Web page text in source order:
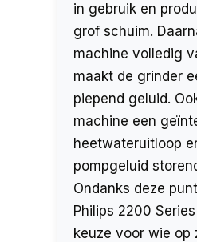
in gebruik en
grof schuim.
machine volledig
maakt de grinder
piepend geluid.
machine een
heetwateruitloop
pompgeluid
Ondanks deze
Philips 2200
keuze voor wie op